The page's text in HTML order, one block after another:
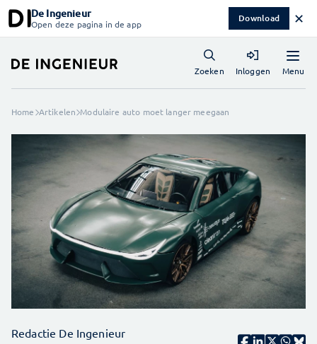
De Ingenieur
Open deze pagina in de app Download ✕
Menu
Zoeken Inloggen
Home Artikelen Modulaire auto moet langer meegaan
Redactie De Ingenieur